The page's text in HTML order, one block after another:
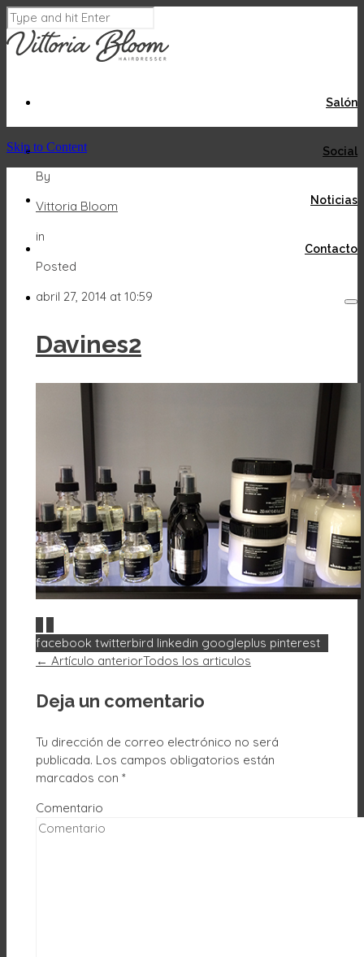
Salón
Social
Noticias
Contacto
Skip to Content
By
Vittoria Bloom
in
Posted
abril 27, 2014 at 10:59
Davines2
facebook twitterbird linkedin googleplus pinterest
← Artículo anteriorTodos los articulos
Deja un comentario
Tu dirección de correo electrónico no será
publicada. Los campos obligatorios están
marcados con *
Comentario
Acepto Rechazar